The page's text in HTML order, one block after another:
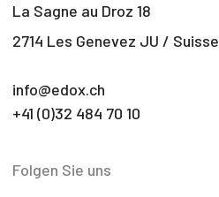
La Sagne au Droz 18
2714 Les Genevez JU / Suisse
info@edox.ch
+41 (0)32 484 70 10
Folgen Sie uns